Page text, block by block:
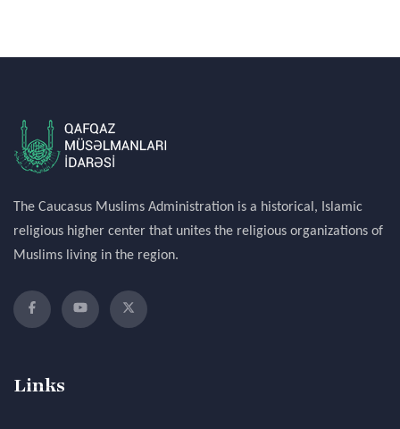
The Caucasus Muslims Administration is a historical, Islamic
religious higher center that unites the religious organizations of
Muslims living in the region.
Links